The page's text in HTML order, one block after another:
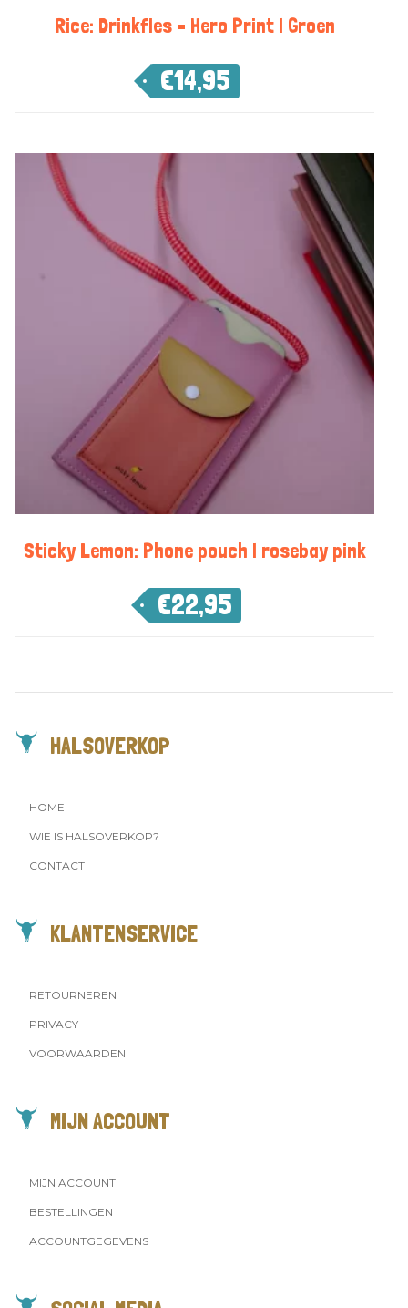
Rice: Drinkfles – Hero Print | Groen
€14,95
Sticky Lemon: Phone pouch | rosebay pink
€22,95
HALSOVERKOP
HOME
WIE IS HALSOVERKOP?
CONTACT
KLANTENSERVICE
RETOURNEREN
PRIVACY
VOORWAARDEN
MIJN ACCOUNT
MIJN ACCOUNT
BESTELLINGEN
ACCOUNTGEGEVENS